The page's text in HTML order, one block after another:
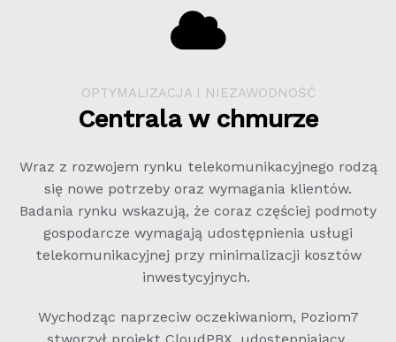
OPTYMALIZACJA I NIEZAWODNOŚĆ
Centrala w chmurze
Wraz z rozwojem rynku telekomunikacyjnego rodzą
się nowe potrzeby oraz wymagania klientów.
Badania rynku wskazują, że coraz częściej podmoty
gospodarcze wymagają udostępnienia usługi
telekomunikacyjnej przy minimalizacji kosztów
inwestycyjnych.
Wychodząc naprzeciw oczekiwaniom, Poziom7